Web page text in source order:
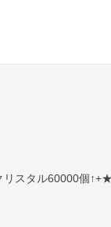
リスタル60000個